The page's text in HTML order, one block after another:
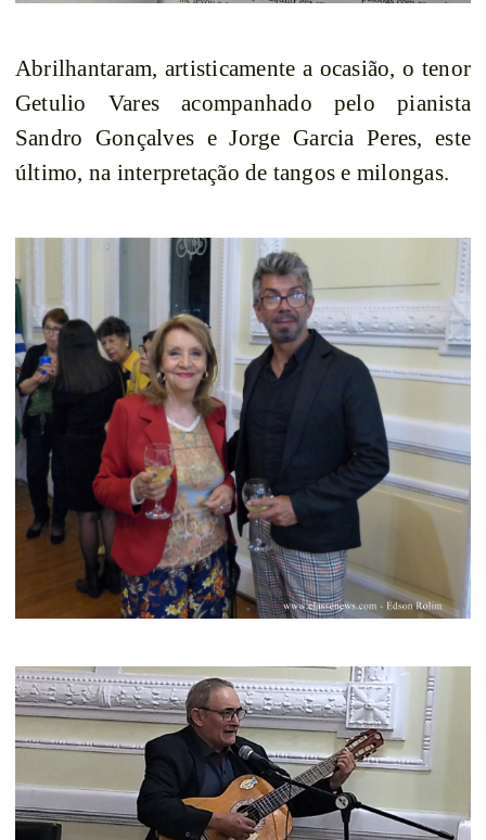
Abrilhantaram, artisticamente a ocasião, o tenor
Getulio Vares acompanhado pelo pianista
Sandro Gonçalves e Jorge Garcia Peres, este
último, na interpretação de tangos e milongas.